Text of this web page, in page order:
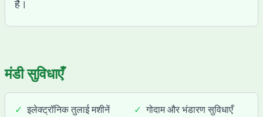
है।
मंडी सुविधाएँ
✓ इलेक्ट्रॉनिक तुलाई मशीनें ✓ गोदाम और भंडारण सुविधाएँ